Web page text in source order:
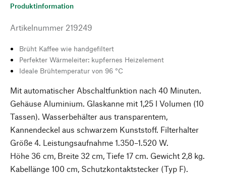
Produktinformation
Artikelnummer 219249
Brüht Kaffee wie handgefiltert
Perfekter Wärmeleiter: kupfernes Heizelement
Ideale Brühtemperatur von 96 °C
Mit automatischer Abschaltfunktion nach 40 Minuten.
Gehäuse Aluminium. Glaskanne mit 1,25 l Volumen (10
Tassen). Wasserbehälter aus transparentem,
Kannendeckel aus schwarzem Kunststoff. Filterhalter
Größe 4. Leistungsaufnahme 1.350–1.520 W.
Höhe 36 cm, Breite 32 cm, Tiefe 17 cm. Gewicht 2,8 kg.
Kabellänge 100 cm, Schutzkontaktstecker (Typ F).